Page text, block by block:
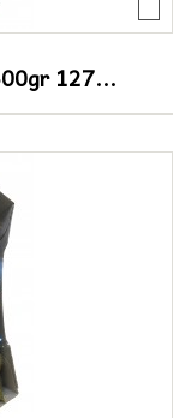
127...